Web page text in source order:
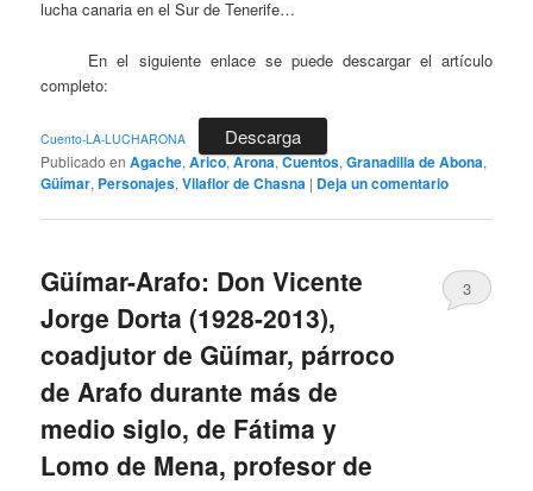
lucha canaria en el Sur de Tenerife…
En el siguiente enlace se puede descargar el artículo
completo:
Cuento-LA-LUCHARONA Descarga
Publicado en Agache,Arico,Arona,Cuentos,Granadilla de Abona,
Güímar, Personajes,Vilaflor de Chasna | Deja un comentario
Güímar-Arafo: Don Vicente
Jorge Dorta (1928-2013),
coadjutor de Güímar, párroco
de Arafo durante más de
medio siglo, de Fátima y
Lomo de Mena, profesor de
3